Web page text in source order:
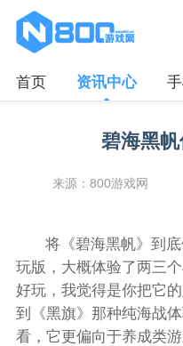
首页 资讯中心
碧海黑
来源：800游戏网
将《碧海黑帆》到
玩版，大概体验了两三
好玩，我觉得是你把它
到《黑旗》那种纯海战
看，它更偏向于养成类